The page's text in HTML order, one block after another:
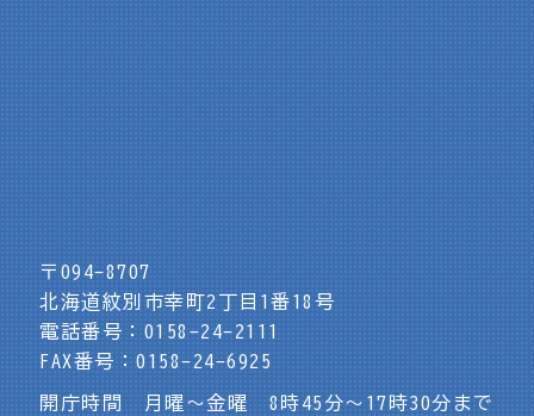
〒094-8707
北海道紋別市幸町2丁目1番18号
電話番号：0158-24-2111
FAX番号：0158-24-6925
開庁時間 月曜～金曜 8時45分～17時30分まで